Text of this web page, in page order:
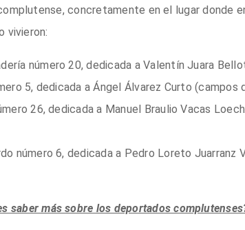
concretamente en el lugar donde
vivieron:
número 20, dedicada a Valentín Juara
5, dedicada a Ángel Álvarez Curto (campos
26, dedicada a Manuel Braulio Vacas
número 6, dedicada a Pedro Loreto Juarranz
saber más sobre los deportados